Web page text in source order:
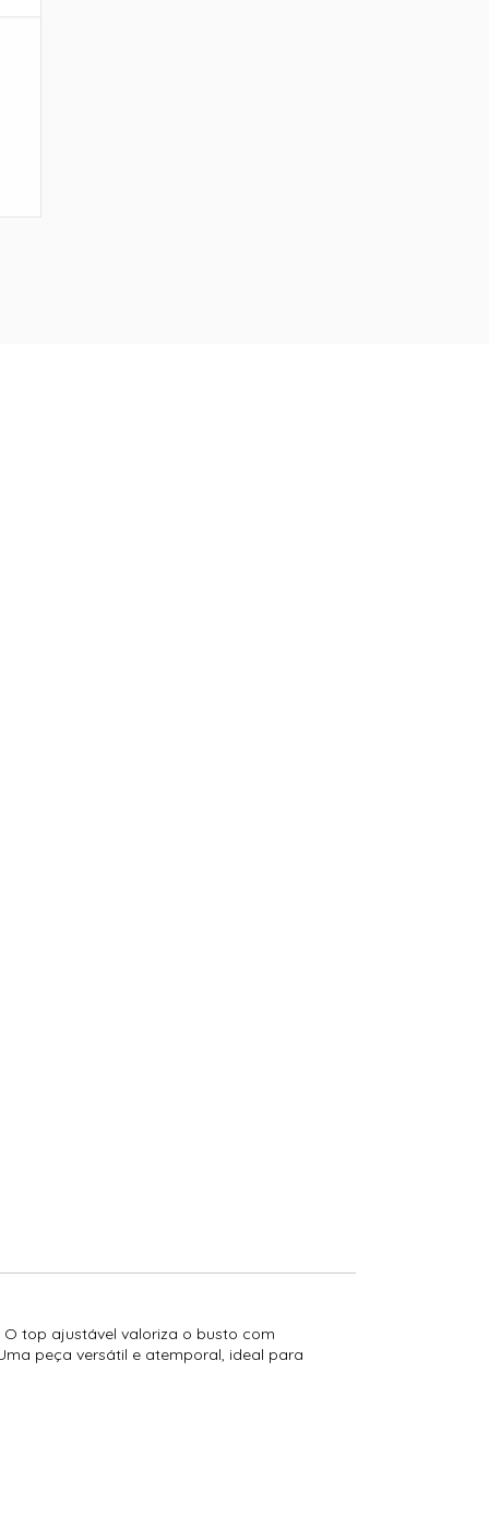
top ajustável valoriza o busto com
peça versátil e atemporal, ideal para